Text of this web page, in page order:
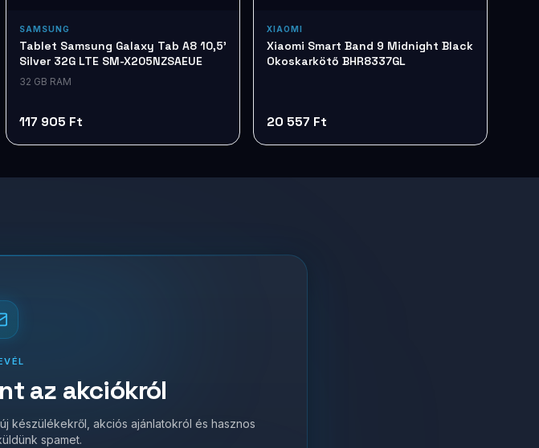
SAMSUNG
Tablet Samsung Galaxy Tab A8 10,5'
Silver 32G LTE SM-X205NZSAEUE
32 GB RAM
117 905 Ft
XIAOMI
Xiaomi Smart Band 9 Midnight Black
Okoskarkötő BHR8337GL
20 557 Ft
az akciókról
készülékekről, akciós ajánlatokról és hasznos
spamet.